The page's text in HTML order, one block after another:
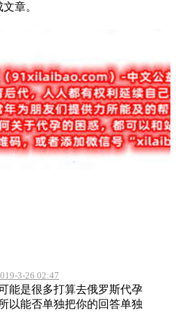
章。
3-26 02:47
能是很多打算去俄罗斯代孕
以能否单独把你的回答单独